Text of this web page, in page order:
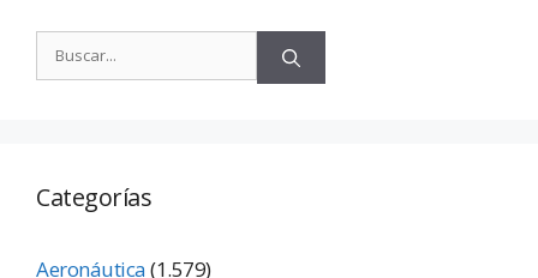
Categorías
Aeronáutica(1.579)